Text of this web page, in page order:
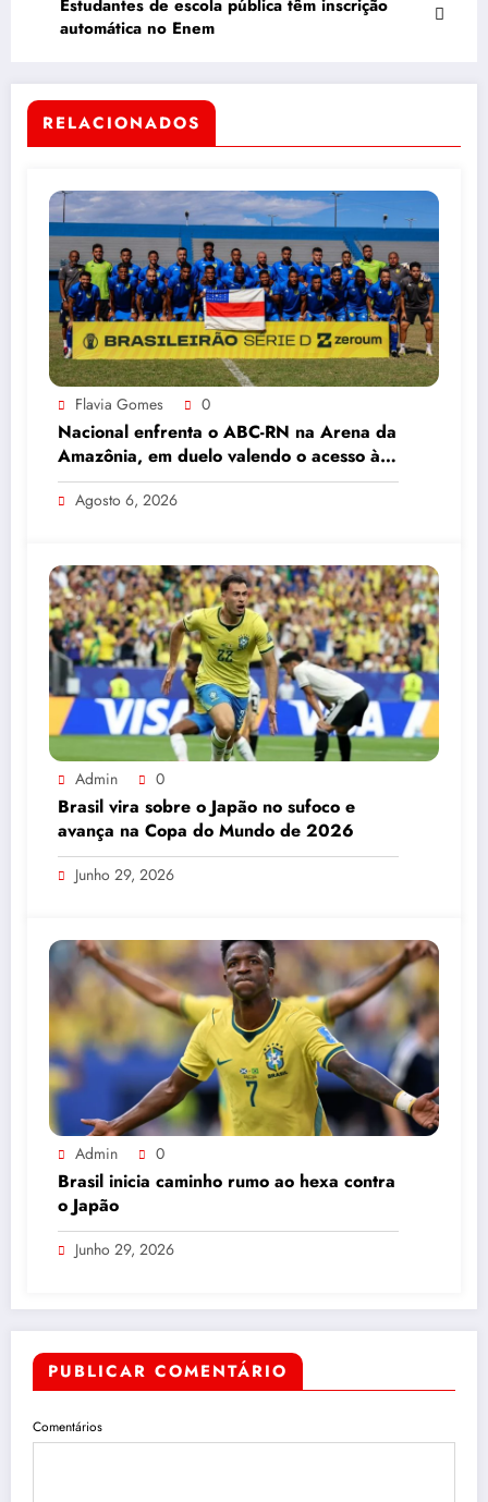
Estudantes de escola pública têm inscrição
automática no Enem
RELACIONADOS
Flavia Gomes 0
Nacional enfrenta o ABC-RN na Arena da
Amazônia, em duelo valendo o acesso à
Série C
Agosto 6, 2026
Admin 0
Brasil vira sobre o Japão no sufoco e
avança na Copa do Mundo de 2026
Junho 29, 2026
Admin 0
Brasil inicia caminho rumo ao hexa contra
o Japão
Junho 29, 2026
PUBLICAR COMENTÁRIO
Comentários